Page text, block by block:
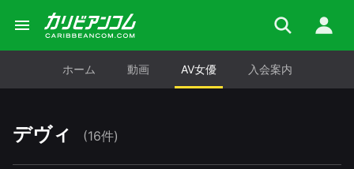
ホーム 動画 AV女優 入会案内
デヴィ (16件)